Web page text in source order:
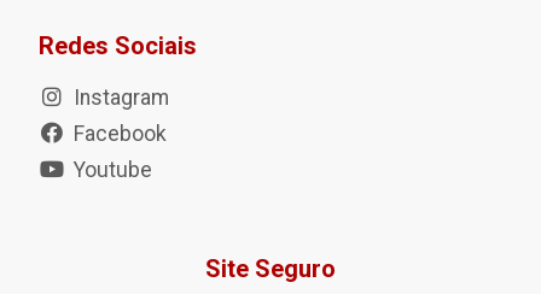
Redes Sociais
Instagram
Facebook
Youtube
Site Seguro